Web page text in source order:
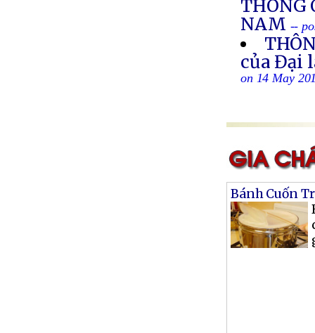
THÔNG
NAM --
của Đại
on 14 May
Bánh Cuốn